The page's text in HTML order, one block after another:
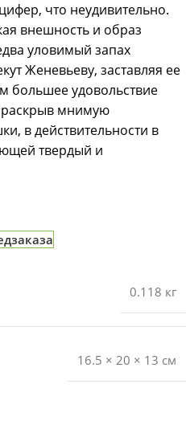
что неудивительно.
внешность и образ
уловимый запах
Женевьеву, заставляя ее
большее удовольствие
мнимую
в действительности в
твердый и
0.118 кг
16.5 × 20 × 13 см